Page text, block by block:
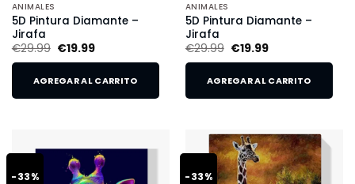
ANIMALES
5D Pintura Diamante –
Jirafa
€29.99 €19.99
AGREGAR AL CARRITO
ANIMALES
5D Pintura Diamante –
Jirafa
€29.99 €19.99
AGREGAR AL CARRITO
-33% -33%